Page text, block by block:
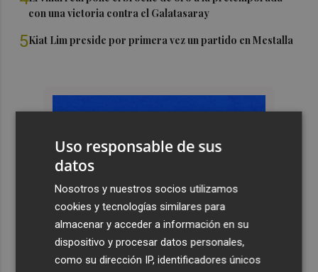
con una victoria contra el Galatasaray
5Kiat Lim preside por primera vez un partido en Mestalla
Uso responsable de sus
datos
Nosotros y nuestros socios utilizamos
cookies y tecnologías similares para
almacenar y acceder a información en su
dispositivo y procesar datos personales,
como su dirección IP, identificadores únicos